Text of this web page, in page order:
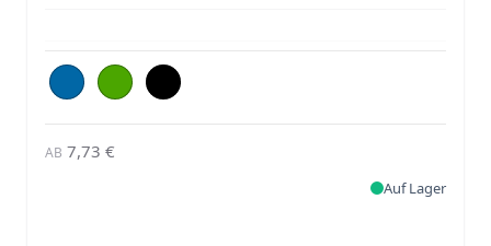
AB 7,73 €
Auf Lager